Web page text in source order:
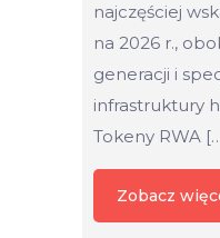
najczęściej
na 2026 r.,
generacji i
infrastruktury
Tokeny RWA
Zobacz